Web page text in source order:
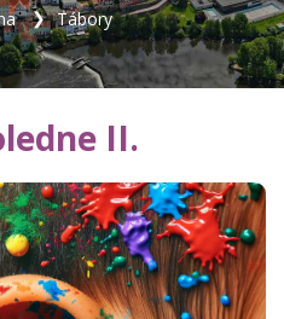
Tábory
II.